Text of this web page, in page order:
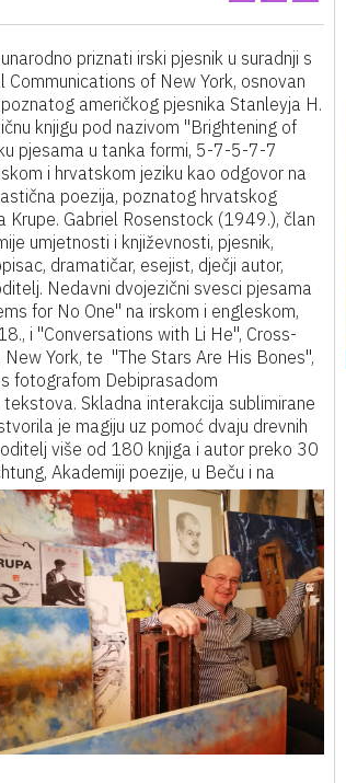
priznati irski pjesnik u suradnji s
of New York, osnovan
američkog pjesnika Stanleyja H.
knjigu pod nazivom "Brightening of
pjesama u tanka formi, 5-7-5-7-7
i hrvatskom jeziku kao odgovor na
poezija, poznatog hrvatskog
Krupe. Gabriel Rosenstock (1949.), član
umjetnosti i književnosti, pjesnik,
dramatičar, esejist, dječji autor,
Nedavni dvojezični svesci pjesama
for No One" na irskom i engleskom,
i "Conversations with Li He", Cross-
York, te "The Stars Are His Bones",
fotografom Debiprasadom
Skladna interakcija sublimirane
je magiju uz pomoć dvaju drevnih
više od 180 knjiga i autor preko 30
Akademiji poezije, u Beču i na